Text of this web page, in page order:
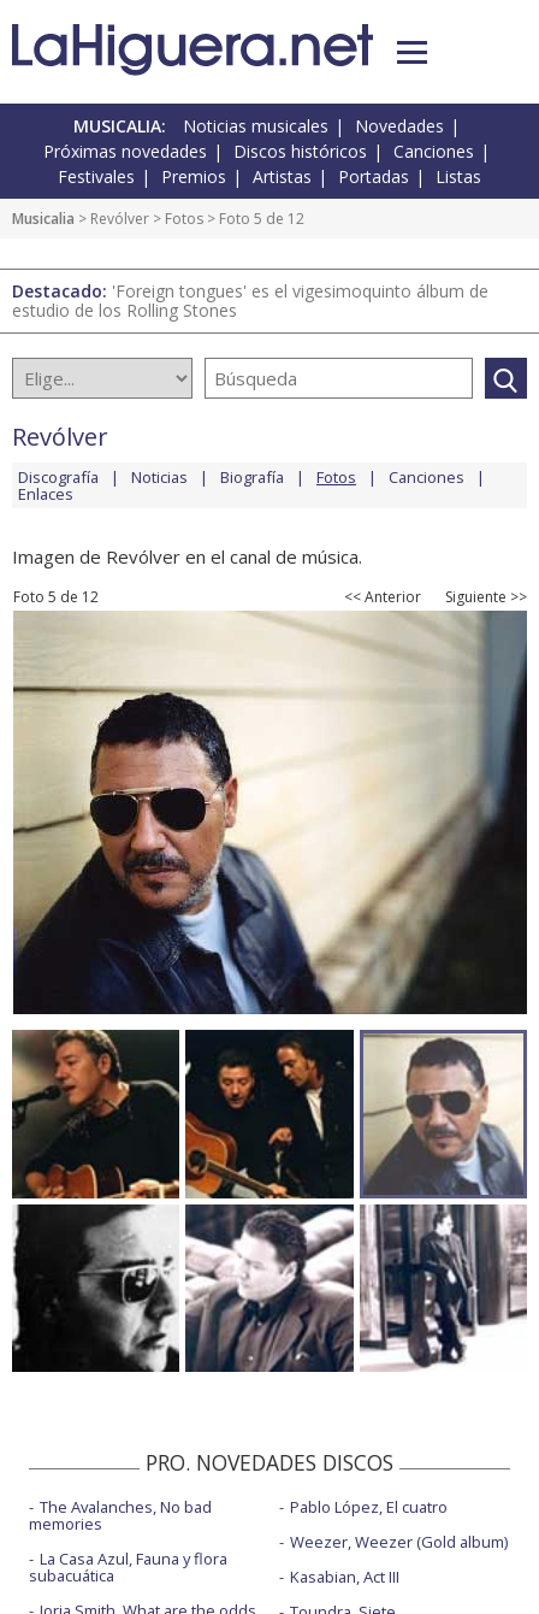
MUSICALIA: Noticias musicales
Novedades
Próximas novedades
Discos históricos
Canciones
Festivales
Premios Artistas Portadas Listas
Musicalia > Revólver > Fotos > Foto 5 de 12
Destacado: 'Foreign tongues' es el vigesimoquinto álbum de
estudio de los Rolling Stones
Revólver
Discografía Noticias Biografía Fotos Canciones
Enlaces
Imagen de Revólver en el canal de música.
Foto 5 de 12 << Anterior Siguiente >>
PRO. NOVEDADES DISCOS
The Avalanches, No bad
memories
La Casa Azul, Fauna y flora
subacuática
Pablo López, El cuatro
Weezer, Weezer (Gold album)
Kasabian, Act III